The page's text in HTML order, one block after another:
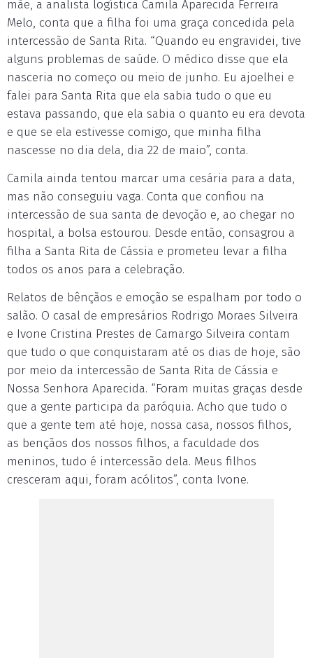
mãe, a analista logística Camila Aparecida Ferreira
Melo, conta que a filha foi uma graça concedida pela
intercessão de Santa Rita. “Quando eu engravidei, tive
alguns problemas de saúde. O médico disse que ela
nasceria no começo ou meio de junho. Eu ajoelhei e
falei para Santa Rita que ela sabia tudo o que eu
estava passando, que ela sabia o quanto eu era devota
e que se ela estivesse comigo, que minha filha
nascesse no dia dela, dia 22 de maio”, conta.
Camila ainda tentou marcar uma cesária para a data,
mas não conseguiu vaga. Conta que confiou na
intercessão de sua santa de devoção e, ao chegar no
hospital, a bolsa estourou. Desde então, consagrou a
filha a Santa Rita de Cássia e prometeu levar a filha
todos os anos para a celebração.
Relatos de bênçãos e emoção se espalham por todo o
salão. O casal de empresários Rodrigo Moraes Silveira
e Ivone Cristina Prestes de Camargo Silveira contam
que tudo o que conquistaram até os dias de hoje, são
por meio da intercessão de Santa Rita de Cássia e
Nossa Senhora Aparecida. “Foram muitas graças desde
que a gente participa da paróquia. Acho que tudo o
que a gente tem até hoje, nossa casa, nossos filhos,
as bençãos dos nossos filhos, a faculdade dos
meninos, tudo é intercessão dela. Meus filhos
cresceram aqui, foram acólitos”, conta Ivone.